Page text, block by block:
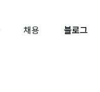
채용 블로그